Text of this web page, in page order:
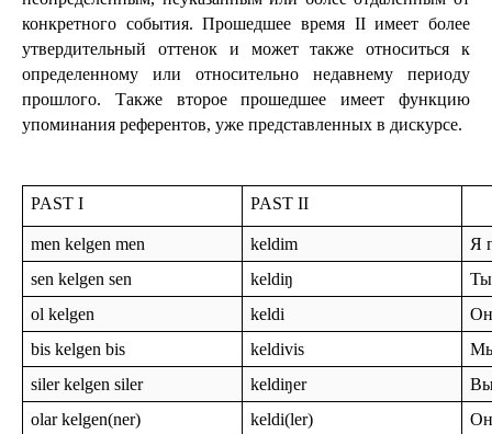
конкретного события. Прошедшее время II имеет более
утвердительный оттенок и может также относиться к
определенному или относительно недавнему периоду
прошлого. Также второе прошедшее имеет функцию
упоминания референтов, уже представленных в дискурсе.
PAST I PAST II
men kelgen men keldim
Я
sen kelgen sen
keldiŋ
ol kelgen
keldi
bis kelgen bis
keldivis
siler kelgen siler
keldiŋer
olar kelgen(ner)
keldi(ler)